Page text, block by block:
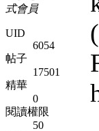
式會員
UID
6054
帖子
17501
精華
0
閱讀權限
50